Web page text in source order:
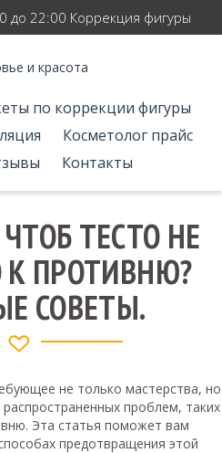
до 22:00 Коррекция фигуры
по коррекции фигуры
Косметолог прайс
Контакты
ТЕСТО НЕ
ПРОТИВНЮ?
СОВЕТЫ.
не только мастерства, но
проблем, таких
Эта статья поможет вам
предотвращения этой